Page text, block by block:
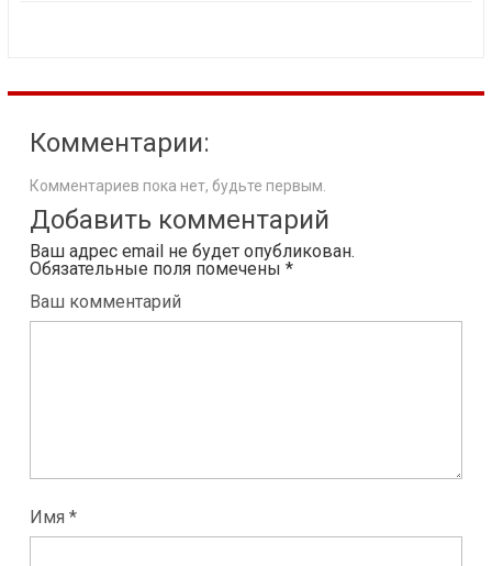
Комментарии:
Комментариев пока нет, будьте первым.
Добавить комментарий
Ваш адрес email не будет опубликован.
Обязательные поля помечены *
Ваш комментарий
Имя *